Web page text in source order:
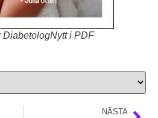
DiabetologNytt i PDF
NÄSTA